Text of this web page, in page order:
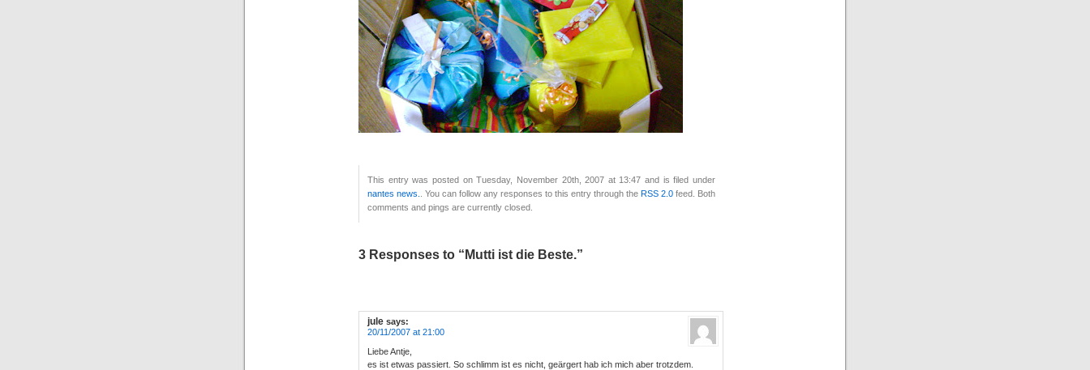
This entry was posted on Tuesday, November 20th, 2007 at 13:47 and is filed under
nantes news.
. You can follow any responses to this entry through the RSS 2.0 feed. Both
comments and pings are currently closed.
3 Responses to “Mutti ist die Beste.”
jule says:
20/11/2007 at 21:00
Liebe Antje,
es ist etwas passiert. So schlimm ist es nicht, geärgert hab ich mich aber trotzdem.